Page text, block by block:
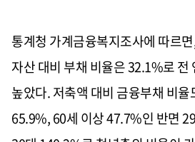
통계청 가계금융복지조사에 따르
자산 대비 부채 비율은 32.1%로 전
높았다. 저축액 대비 금융부채 비
65.9%, 60세 이상 47.7%인 반면